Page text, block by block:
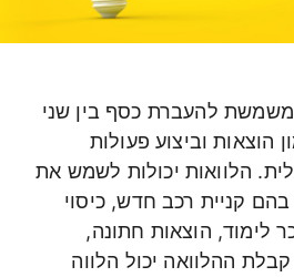
להעברת כסף בין שני
הוצאות וביצוע פעולות
הלוואות יכולות לשמש את
בהם קניית רכב חדש, כיסוי
לימוד, הוצאות חתונה,
ההלוואה יכול הלווה